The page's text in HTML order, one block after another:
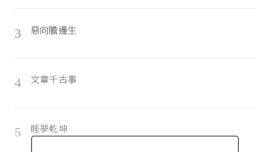
3 惡向膽邊生
4 文章千古事
5 睡夢乾坤